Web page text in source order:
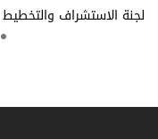
لجنة الاستشراف والتخطيط